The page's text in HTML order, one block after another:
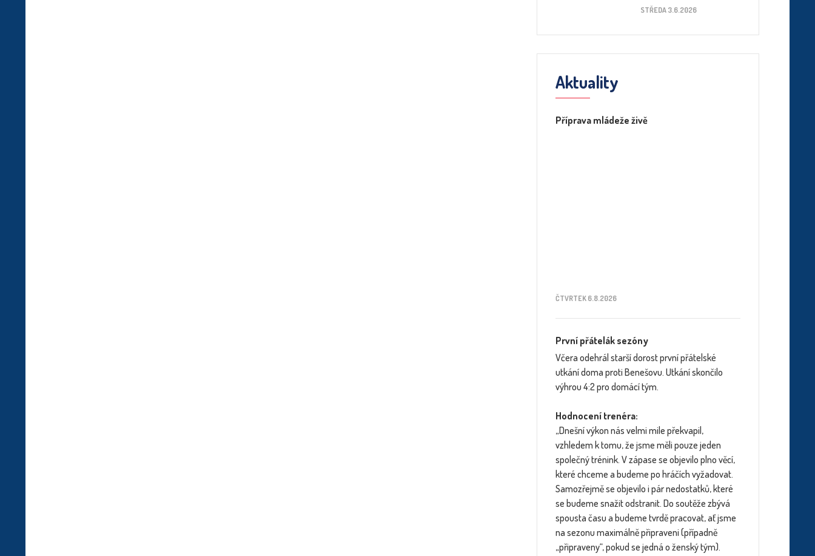
STŘEDA 3.6.2026
Aktuality
Příprava mládeže živě
ČTVRTEK 6.8.2026
První přátelák sezóny
Včera odehrál starší dorost první přátelské
utkání doma proti Benešovu. Utkání skončilo
výhrou 4:2 pro domácí tým.
Hodnocení trenéra:
„Dnešní výkon nás velmi mile překvapil,
vzhledem k tomu, že jsme měli pouze jeden
společný trénink. V zápase se objevilo plno věcí,
které chceme a budeme po hráčích vyžadovat.
Samozřejmě se objevilo i pár nedostatků, které
se budeme snažit odstranit. Do soutěže zbývá
spousta času a budeme tvrdě pracovat, ať jsme
na sezonu maximálně připraveni (případně
„připraveny“, pokud se jedná o ženský tým).